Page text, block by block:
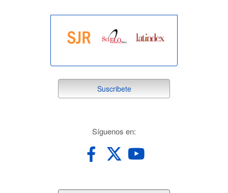
suscribete
Suscribete
Síguenos en: